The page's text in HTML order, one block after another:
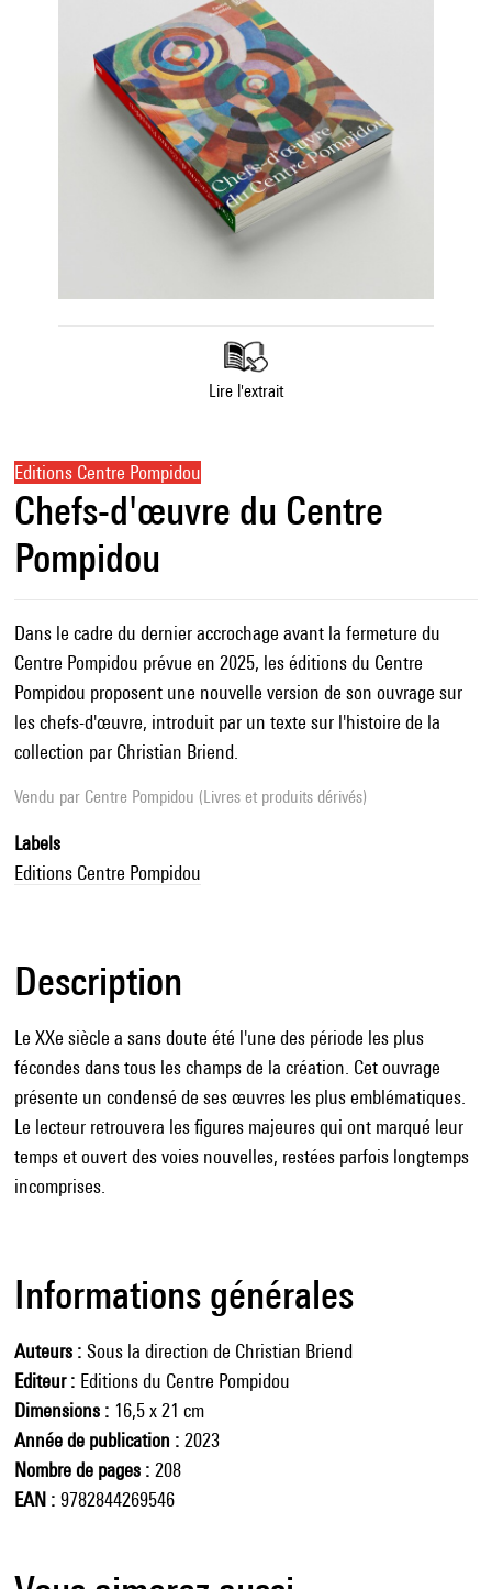
Lire l'extrait
Editions Centre Pompidou
Chefs-d'œuvre du Centre
Pompidou
Dans le cadre du dernier accrochage avant la fermeture du
Centre Pompidou prévue en 2025, les éditions du Centre
Pompidou proposent une nouvelle version de son ouvrage sur
les chefs-d'œuvre, introduit par un texte sur l'histoire de la
collection par Christian Briend.
Vendu par Centre Pompidou (Livres et produits dérivés)
Labels
Editions Centre Pompidou
Description
Le XXe siècle a sans doute été l'une des période les plus
fécondes dans tous les champs de la création. Cet ouvrage
présente un condensé de ses œuvres les plus emblématiques.
Le lecteur retrouvera les figures majeures qui ont marqué leur
temps et ouvert des voies nouvelles, restées parfois longtemps
incomprises.
Informations générales
Auteurs
Sous la direction de Christian Briend
Editeur
Editions du Centre Pompidou
Dimensions
16,5 x 21 cm
Année de publication
2023
Nombre de pages
208
EAN
9782844269546